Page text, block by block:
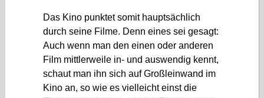
Das Kino punktet somit hauptsächlich
durch seine Filme. Denn eines sei gesagt:
Auch wenn man den einen oder anderen
Film mittlerweile in- und auswendig kennt,
schaut man ihn sich auf Großleinwand im
Kino an, so wie es vielleicht einst die